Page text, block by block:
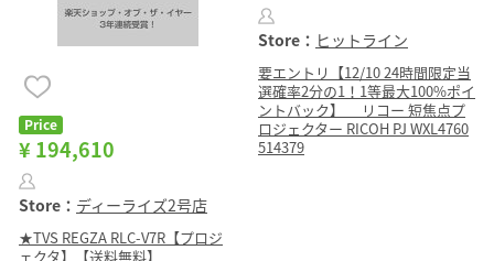
Price
¥ 194,610
Store： ディーライズ2号店
★TVS REGZA RLC-V7R【プロジ
ェクタ】【送料無料】
Store： ヒットライン
要エントリ【12/10 24時間限定当
選確率2分の1！1等最大100%ポイ
ントバック】 リコー 短焦点プ
ロジェクター RICOH PJ WXL4760
514379